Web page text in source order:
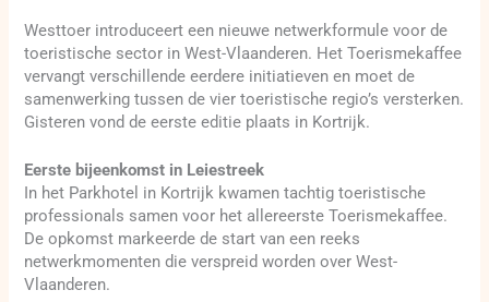
Westtoer introduceert een nieuwe netwerkformule voor de
toeristische sector in West-Vlaanderen. Het Toerismekaffee
vervangt verschillende eerdere initiatieven en moet de
samenwerking tussen de vier toeristische regio’s versterken.
Gisteren vond de eerste editie plaats in Kortrijk.
Eerste bijeenkomst in Leiestreek
In het Parkhotel in Kortrijk kwamen tachtig toeristische
professionals samen voor het allereerste Toerismekaffee.
De opkomst markeerde de start van een reeks
netwerkmomenten die verspreid worden over West-
Vlaanderen.